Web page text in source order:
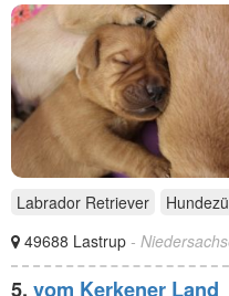
Labrador Retriever
49688 Lastrup -
5. vom Kerkener Land